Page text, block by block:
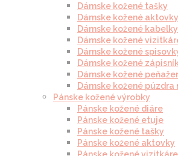
Dámske kožené tašky
Dámske kožené aktovky
Dámske kožené kabelky
Dámske kožené
Dámske kožené
Dámske kožené
Dámske kožené
Dámske kožené púzdra
Pánske kožené výrobky
Pánske kožené diáre
Pánske kožené etuje
Pánske kožené tašky
Pánske kožené aktovky